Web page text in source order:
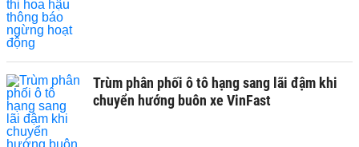
Trùm phân phối ô tô hạng sang lãi đậm khi
chuyển hướng buôn xe VinFast